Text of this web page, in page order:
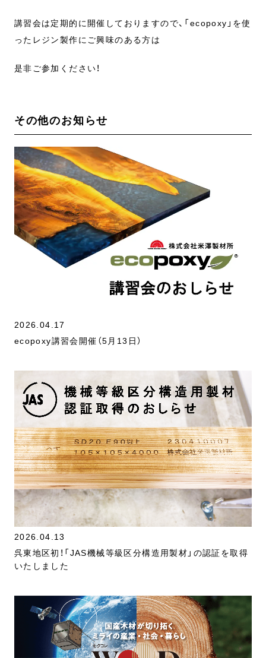
講習会は定期的に開催しておりますので、「ecopoxy」を使
ったレジン製作にご興味のある方は
是非ご参加ください！
その他のお知らせ
2026.04.17
ecopoxy講習会開催（5月13日）
2026.04.13
呉東地区初！「JAS機械等級区分構造用製材」の認証を取得
いたしました